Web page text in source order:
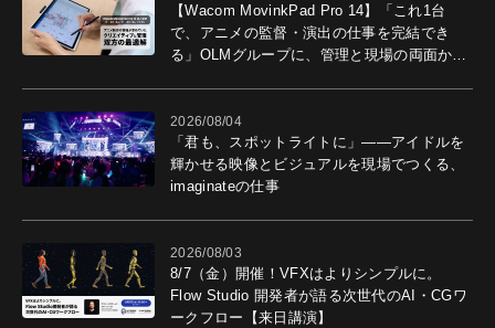
【Wacom MovinkPad Pro 14】「これ1台
で、アニメの監督・演出の仕事を完結でき
る」OLMグループに、管理と現場の両面から
2026/08/04
「君も、スポットライトに」――アイドルを
輝かせる映像とビジュアルを現場でつくる、
imaginateの仕事
2026/08/03
8/7（金）開催！VFXはよりシンプルに。
Flow Studio 開発者が語る次世代のAI・CGワ
ークフロー【来日講演】